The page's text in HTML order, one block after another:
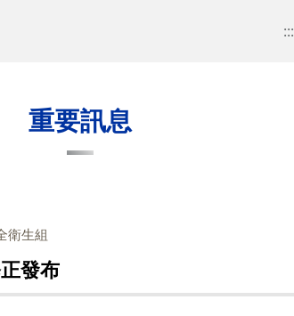
:::
重要訊息
衛生組
發布